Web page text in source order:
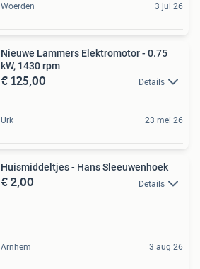
Woerden 3 jul 26
Nieuwe Lammers Elektromotor - 0.75
kW, 1430 rpm
€ 125,00 Details
Urk 23 mei 26
Huismiddeltjes - Hans Sleeuwenhoek
€ 2,00 Details
Arnhem 3 aug 26